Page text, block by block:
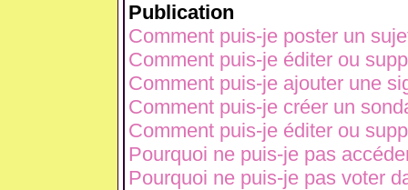
Publication
Comment puis-je poster un
Comment puis-je éditer ou
Comment puis-je ajouter une
Comment puis-je créer un
Comment puis-je éditer ou
Pourquoi ne puis-je pas
Pourquoi ne puis-je pas voter